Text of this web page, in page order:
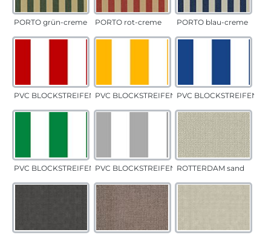
PORTO grün-creme PORTO rot-creme PORTO blau-creme
PVC BLOCKSTREIFEN rotPVC BLOCKSTREIFEN gelbPVC BLOCKSTREIFEN
PVC BLOCKSTREIFEN grünPVC BLOCKSTREIFEN grauROTTERDAM sand